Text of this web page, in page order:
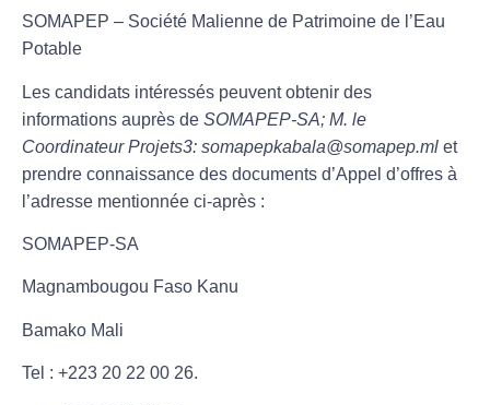
SOMAPEP – Société Malienne de Patrimoine de l’Eau
Potable
Les candidats intéressés peuvent obtenir des
informations auprès de SOMAPEP-SA; M. le
Coordinateur Projets3: somapepkabala@somapep.ml et
prendre connaissance des documents d’Appel d’offres à
l’adresse mentionnée ci-après :
SOMAPEP-SA
Magnambougou Faso Kanu
Bamako Mali
Tel : +223 20 22 00 26.